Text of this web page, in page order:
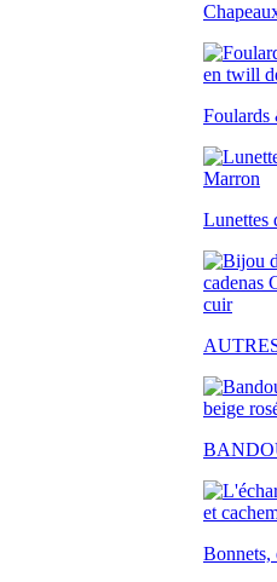
Foulards
Lunettes
Bonnets,